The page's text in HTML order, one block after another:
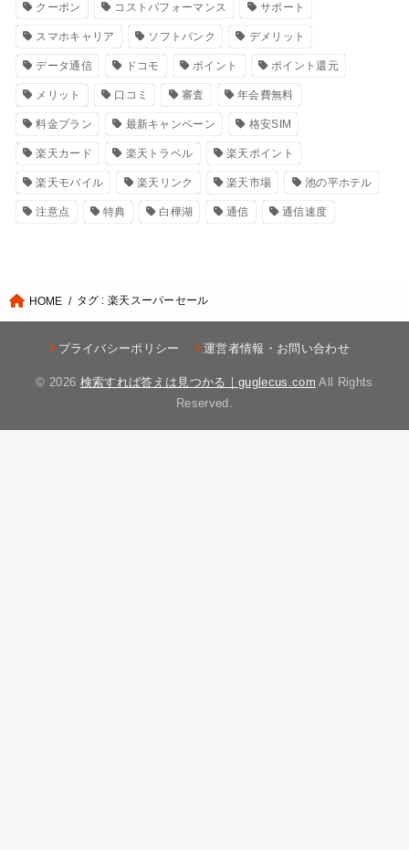
クーポン コストパフォーマンス サポート
スマホキャリア ソフトバンク デメリット
データ通信 ドコモ ポイント ポイント還元
メリット 口コミ 審査 年会費無料
料金プラン 最新キャンペーン 格安SIM
楽天カード 楽天トラベル 楽天ポイント
楽天モバイル 楽天リンク 楽天市場 池の平ホテル
注意点 特典 白樺湖 通信 通信速度
HOME タグ : 楽天スーパーセール
プライバシーポリシー 運営者情報・お問い合わせ
© 2026 検索すれば答えは見つかる｜guglecus.com All Rights
Reserved.